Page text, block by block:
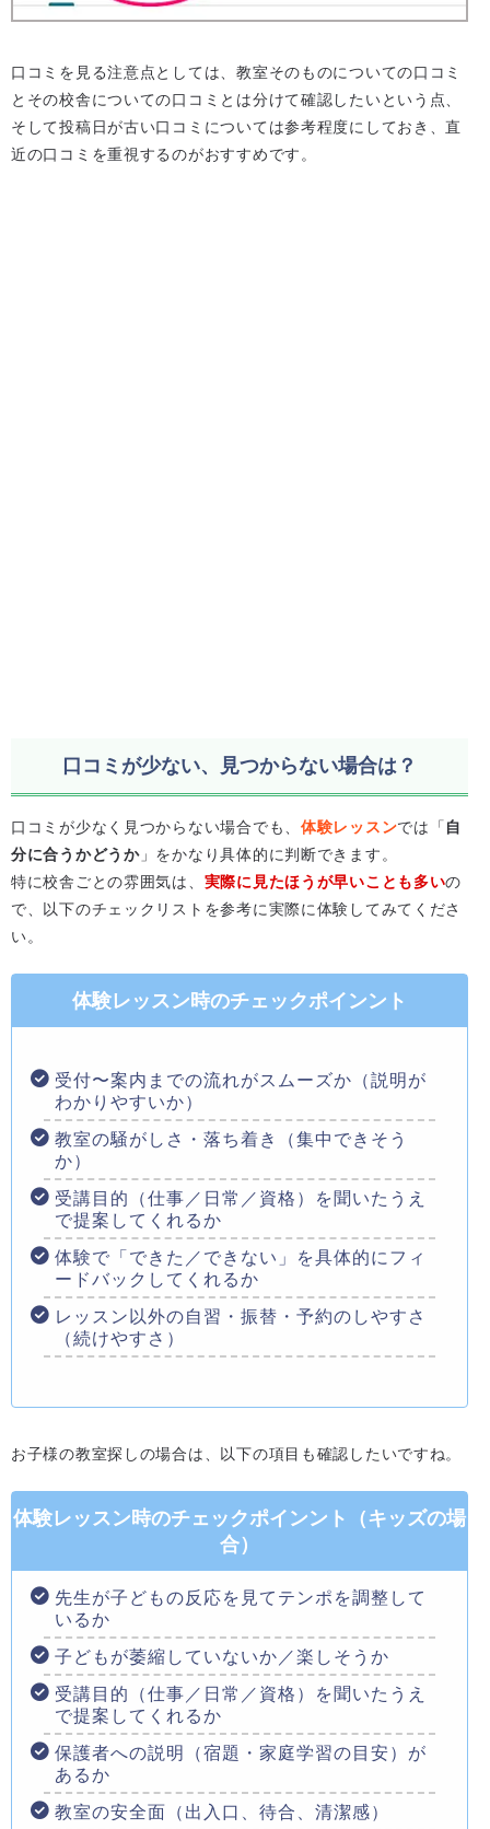
口コミを見る注意点としては、教室そのものについての口コミ
とその校舎についての口コミとは分けて確認したいという点、
そして投稿日が古い口コミについては参考程度にしておき、直
近の口コミを重視するのがおすすめです。
口コミが少ない、見つからない場合は？
口コミが少なく見つからない場合でも、 体験レッスンでは「 自
分に合うかどうか」をかなり具体的に判断できます。
特に校舎ごとの雰囲気は、 実際に見たほうが早いことも多いの
で、以下のチェックリストを参考に実際に体験してみてくださ
い。
体験レッスン時のチェックポインント
受付〜案内までの流れがスムーズか（説明が
わかりやすいか）
教室の騒がしさ・落ち着き（集中できそう
か）
受講目的（仕事／日常／資格）を聞いたうえ
で提案してくれるか
体験で「できた／できない」を具体的にフィ
ードバックしてくれるか
レッスン以外の自習・振替・予約のしやすさ
（続けやすさ）
お子様の教室探しの場合は、以下の項目も確認したいですね。
体験レッスン時のチェックポインント（キッズの場
合）
先生が子どもの反応を見てテンポを調整して
いるか
子どもが萎縮していないか／楽しそうか
受講目的（仕事／日常／資格）を聞いたうえ
で提案してくれるか
保護者への説明（宿題・家庭学習の目安）が
あるか
教室の安全面（出入口、待合、清潔感）